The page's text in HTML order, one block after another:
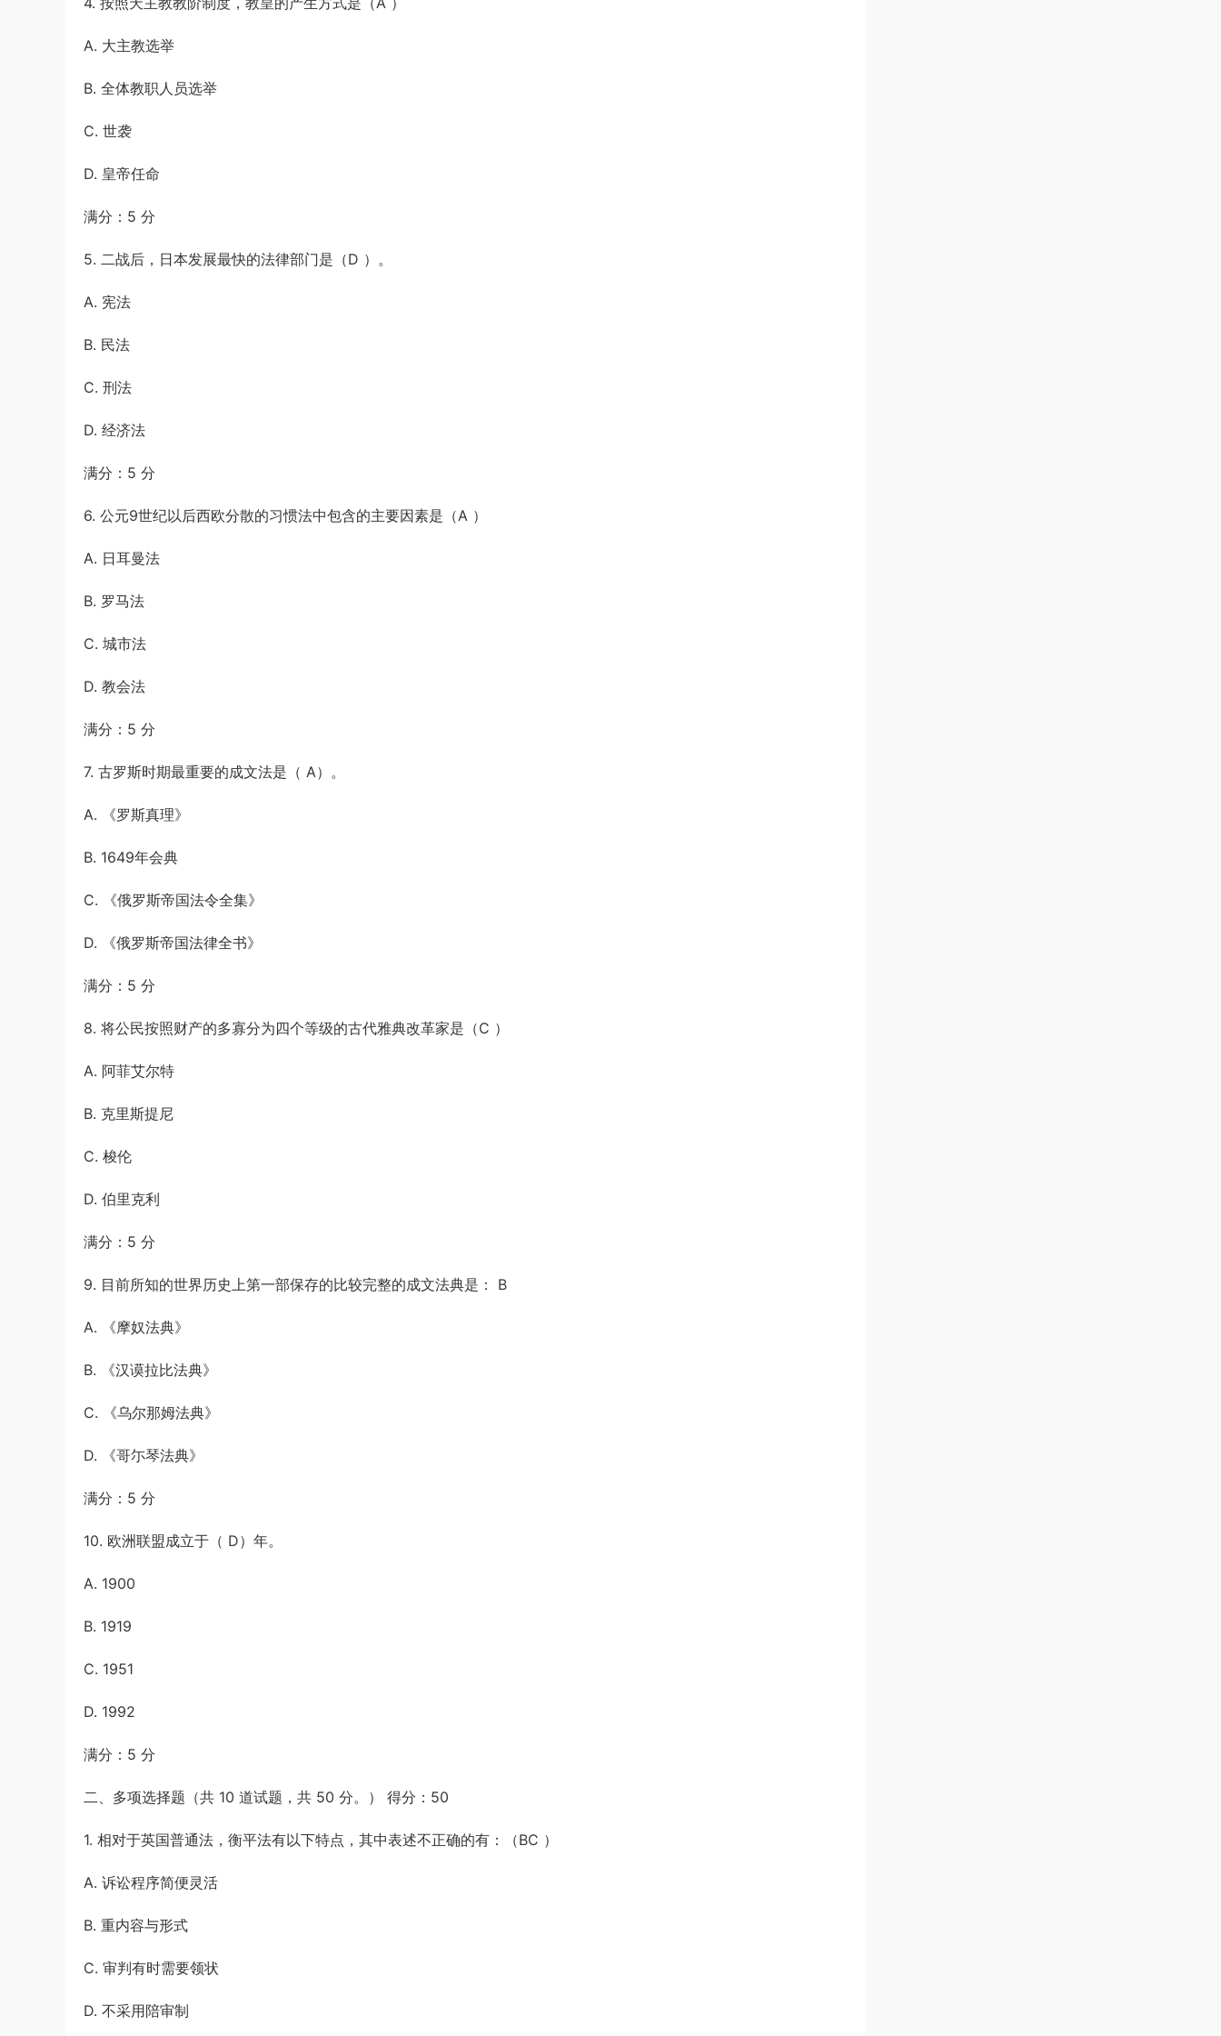
A. 大主教选举
B. 全体教职人员选举
C. 世袭
D. 皇帝任命
满分：5 分
5. 二战后，日本发展最快的法律部门是（D ）。
A. 宪法
B. 民法
C. 刑法
D. 经济法
满分：5 分
6. 公元9世纪以后西欧分散的习惯法中包含的主要因素是（A ）
A. 日耳曼法
B. 罗马法
C. 城市法
D. 教会法
满分：5 分
7. 古罗斯时期最重要的成文法是（ A）。
A. 《罗斯真理》
B. 1649年会典
C. 《俄罗斯帝国法令全集》
D. 《俄罗斯帝国法律全书》
满分：5 分
8. 将公民按照财产的多寡分为四个等级的古代雅典改革家是（C ）
A. 阿菲艾尔特
B. 克里斯提尼
C. 梭伦
D. 伯里克利
满分：5 分
9. 目前所知的世界历史上第一部保存的比较完整的成文法典是： B
A. 《摩奴法典》
B. 《汉谟拉比法典》
C. 《乌尔那姆法典》
D. 《哥尓琴法典》
满分：5 分
10. 欧洲联盟成立于（ D）年。
A. 1900
B. 1919
C. 1951
D. 1992
满分：5 分
二、多项选择题（共 10 道试题，共 50 分。） 得分：50
1. 相对于英国普通法，衡平法有以下特点，其中表述不正确的有：（BC ）
A. 诉讼程序简便灵活
B. 重内容与形式
C. 审判有时需要领状
D. 不采用陪审制